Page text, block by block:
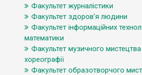
Факультет журналістики
Факультет здоров’я людини
Факультет інформаційних
математики
Факультет музичного мистецтва
хореографії
Факультет образотворчого